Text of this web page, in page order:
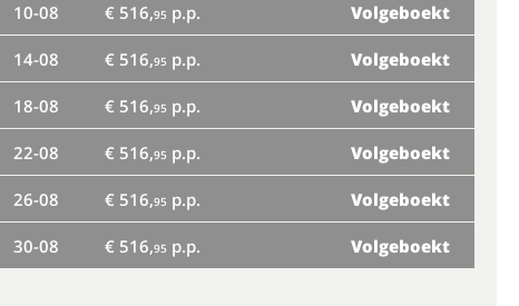
10-08 € 516,95 p.p. Volgeboekt
14-08 € 516,95 p.p. Volgeboekt
18-08 € 516,95 p.p. Volgeboekt
22-08 € 516,95 p.p. Volgeboekt
26-08 € 516,95 p.p. Volgeboekt
30-08 € 516,95 p.p. Volgeboekt